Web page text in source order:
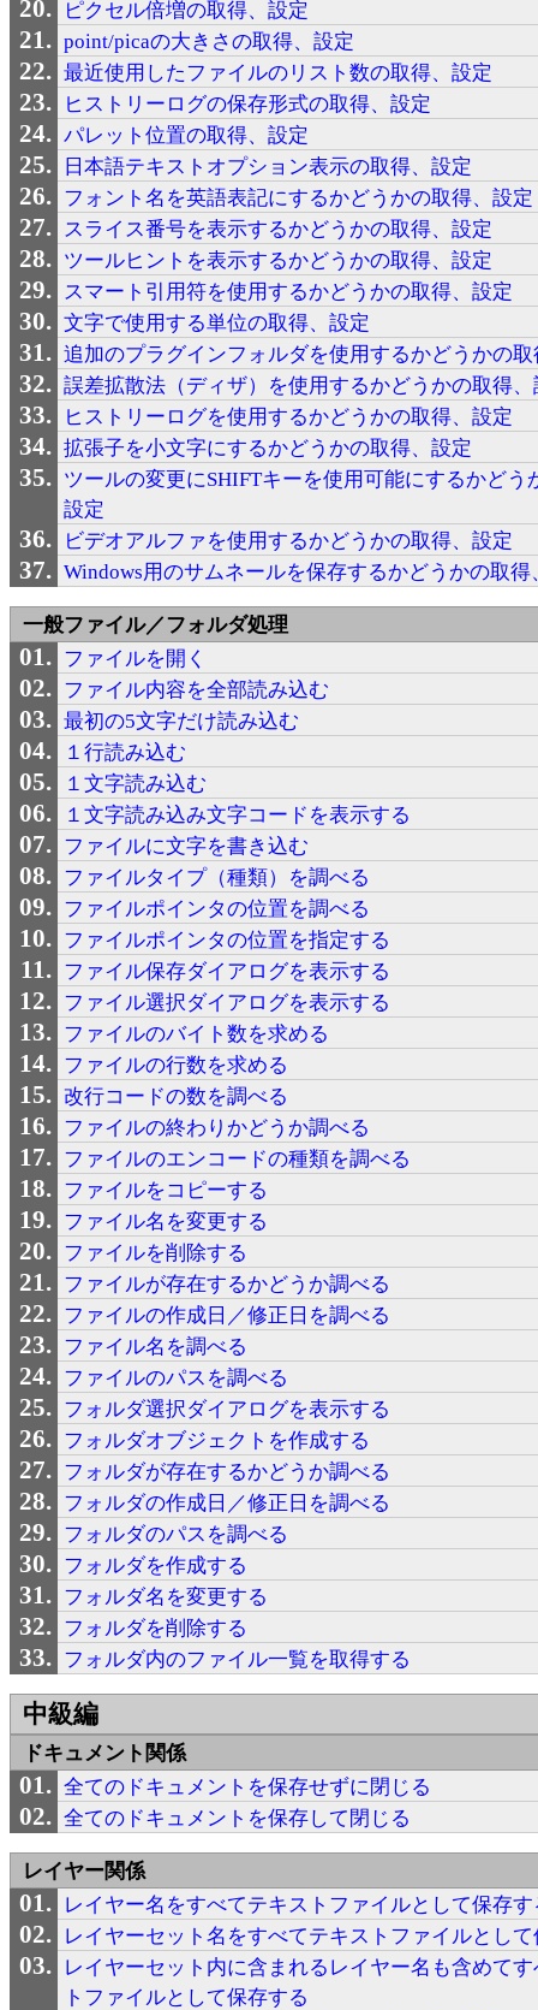
ピクセル倍増の取得、設定
point/picaの大きさの取得、設定
最近使用したファイルのリスト数の取得、設定
ヒストリーログの保存形式の取得、設定
パレット位置の取得、設定
日本語テキストオプション表示の取得、設定
フォント名を英語表記にするかどうかの取得、設定
スライス番号を表示するかどうかの取得、設定
ツールヒントを表示するかどうかの取得、設定
スマート引用符を使用するかどうかの取得、設定
文字で使用する単位の取得、設定
追加のプラグインフォルダを使用するかどうかの
誤差拡散法（ディザ）を使用するかどうかの取得、
ヒストリーログを使用するかどうかの取得、設定
拡張子を小文字にするかどうかの取得、設定
ツールの変更にSHIFTキーを使用可能にするかどう
設定
ビデオアルファを使用するかどうかの取得、設定
Windows用のサムネールを保存するかどうかの取得
一般ファイル／フォルダ処理
ファイルを開く
ファイル内容を全部読み込む
最初の5文字だけ読み込む
１行読み込む
１文字読み込む
１文字読み込み文字コードを表示する
ファイルに文字を書き込む
ファイルタイプ（種類）を調べる
ファイルポインタの位置を調べる
ファイルポインタの位置を指定する
ファイル保存ダイアログを表示する
ファイル選択ダイアログを表示する
ファイルのバイト数を求める
ファイルの行数を求める
改行コードの数を調べる
ファイルの終わりかどうか調べる
ファイルのエンコードの種類を調べる
ファイルをコピーする
ファイル名を変更する
ファイルを削除する
ファイルが存在するかどうか調べる
ファイルの作成日／修正日を調べる
ファイル名を調べる
ファイルのパスを調べる
フォルダ選択ダイアログを表示する
フォルダオブジェクトを作成する
フォルダが存在するかどうか調べる
フォルダの作成日／修正日を調べる
フォルダのパスを調べる
フォルダを作成する
フォルダ名を変更する
フォルダを削除する
フォルダ内のファイル一覧を取得する
中級編
ドキュメント関係
全てのドキュメントを保存せずに閉じる
全てのドキュメントを保存して閉じる
レイヤー関係
レイヤー名をすべてテキストファイルとして保存す
レイヤーセット名をすべてテキストファイルとし
レイヤーセット内に含まれるレイヤー名も含めて
トファイルとして保存する